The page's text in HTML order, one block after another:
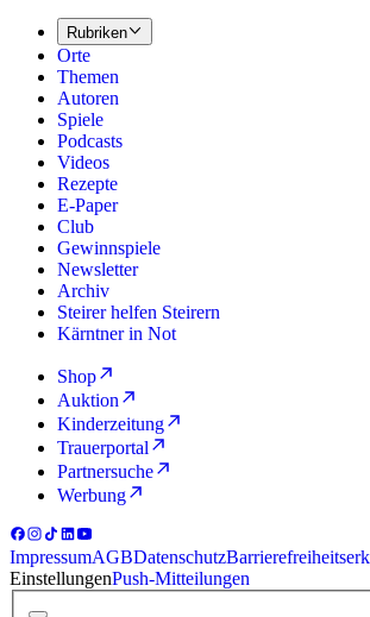
Rubriken
Orte
Themen
Autoren
Spiele
Podcasts
Videos
Rezepte
E-Paper
Club
Gewinnspiele
Newsletter
Archiv
Steirer helfen Steirern
Kärntner in Not
Shop
Auktion
Kinderzeitung
Trauerportal
Partnersuche
Werbung
ImpressumAGBDatenschutz
EinstellungenPush-Mitteilungen